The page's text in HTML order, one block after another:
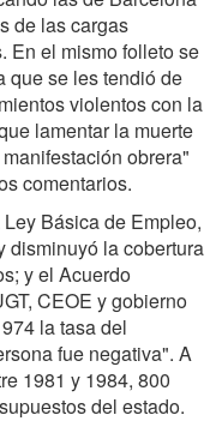
de las cargas
En el mismo folleto se
que se les tendió de
violentos con la
lamentar la muerte
obrera"
comentarios.
Básica de Empleo,
disminuyó la cobertura
y el Acuerdo
CEOE y gobierno
la tasa del
fue negativa". A
1981 y 1984, 800
del estado.